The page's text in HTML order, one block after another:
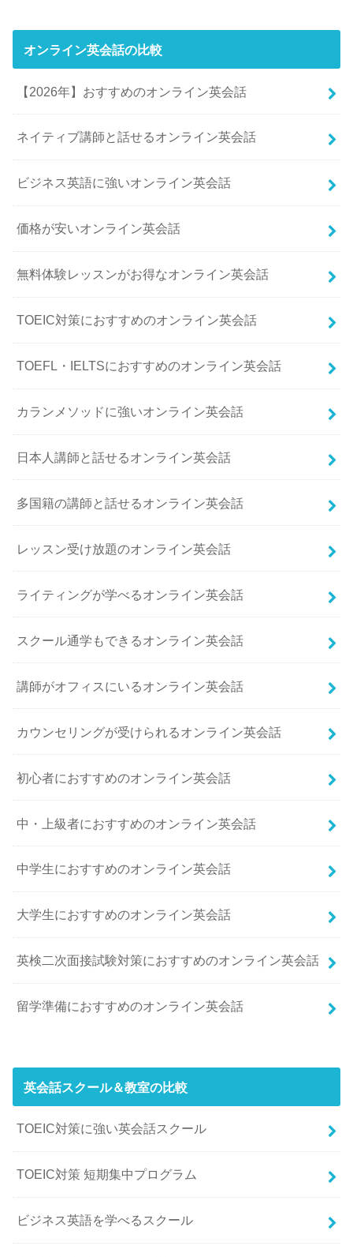
オンライン英会話の比較
【2026年】おすすめのオンライン英会話
ネイティブ講師と話せるオンライン英会話
ビジネス英語に強いオンライン英会話
価格が安いオンライン英会話
無料体験レッスンがお得なオンライン英会話
TOEIC対策におすすめのオンライン英会話
TOEFL・IELTSにおすすめのオンライン英会話
カランメソッドに強いオンライン英会話
日本人講師と話せるオンライン英会話
多国籍の講師と話せるオンライン英会話
レッスン受け放題のオンライン英会話
ライティングが学べるオンライン英会話
スクール通学もできるオンライン英会話
講師がオフィスにいるオンライン英会話
カウンセリングが受けられるオンライン英会話
初心者におすすめのオンライン英会話
中・上級者におすすめのオンライン英会話
中学生におすすめのオンライン英会話
大学生におすすめのオンライン英会話
英検二次面接試験対策におすすめのオンライン英会話
留学準備におすすめのオンライン英会話
英会話スクール＆教室の比較
TOEIC対策に強い英会話スクール
TOEIC対策 短期集中プログラム
ビジネス英語を学べるスクール